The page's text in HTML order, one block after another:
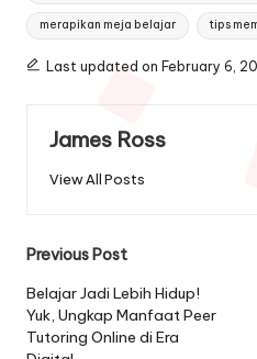
merapikan meja belajar tips
Last updated on February 6,
James Ross
View All Posts
Post
navigation
Previous Post
Belajar Jadi Lebih Hidup!
Yuk, Ungkap Manfaat Peer
Tutoring Online di Era